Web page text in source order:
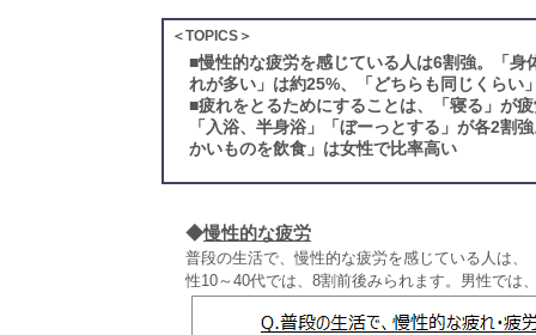
＜TOPICS＞
■慢性的な疲労を感じている人は6割強。「
れが多い」は約25%、「どちらも同じくらい
■疲れをとるためにすることは、「寝る」が
「入浴、半身浴」「ぼーっとする」が各2割
かいものを飲食」は女性で比率高い
◆慢性的な疲労
普段の生活で、慢性的な疲労を感じている人は
性10～40代では、8割前後みられます。男性では